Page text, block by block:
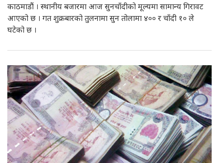
काठमाडौं । स्थानीय बजारमा आज सुनचाँदीको मूल्यमा सामान्य गिरावट
आएको छ । गत शुक्रबारको तुलनामा सुन तोलामा ४०० र चाँदी १० ले
घटेको छ ।